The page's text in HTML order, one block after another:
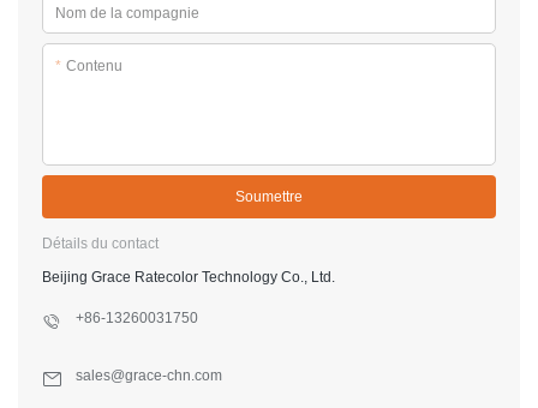
Nom de la compagnie
* Contenu
Soumettre
Détails du contact
Beijing Grace Ratecolor Technology Co., Ltd.
+86-13260031750
sales@grace-chn.com